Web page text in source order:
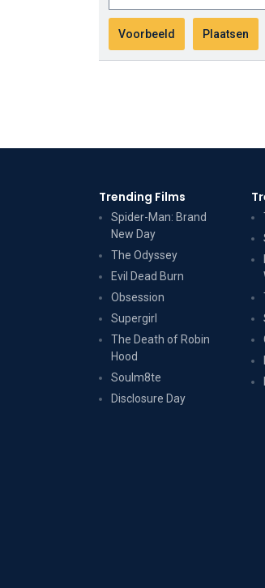
Trending Films
Spider-Man: Brand
New Day
The Odyssey
Evil Dead Burn
Obsession
Supergirl
The Death of Robin
Hood
Soulm8te
Disclosure Day